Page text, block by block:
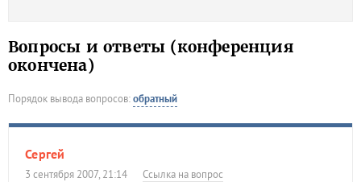
Вопросы и ответы (конференция
окончена)
Порядок вывода вопросов:обратный
Сергей
3 сентября 2007, 21:14 Ссылка на вопрос